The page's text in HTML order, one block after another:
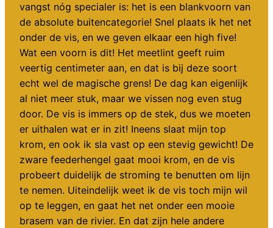
vangst nóg specialer is: het is een blankvoorn van
de absolute buitencategorie! Snel plaats ik het net
onder de vis, en we geven elkaar een high five!
Wat een voorn is dit! Het meetlint geeft ruim
veertig centimeter aan, en dat is bij deze soort
echt wel de magische grens! De dag kan eigenlijk
al niet meer stuk, maar we vissen nog even stug
door. De vis is immers op de stek, dus we moeten
er uithalen wat er in zit! Ineens slaat mijn top
krom, en ook ik sla vast op een stevig gewicht! De
zware feederhengel gaat mooi krom, en de vis
probeert duidelijk de stroming te benutten om lijn
te nemen. Uiteindelijk weet ik de vis toch mijn wil
op te leggen, en gaat het net onder een mooie
brasem van de rivier. En dat zijn hele andere